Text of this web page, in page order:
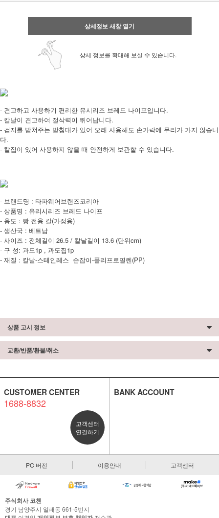
상세정보 새창 열기
상세 정보를 확대해 보실 수 있습니다.
- 견고하고 사용하기 편리한 유시리즈 브레드 나이프입니다.
- 칼날이 견고하여 절삭력이 뛰어납니다.
- 검지를 받쳐주는 받침대가 있어 오래 사용해도 손가락에 무리가 가지 않습니
다.
- 칼집이 있어 사용하지 않을 때 안전하게 보관할 수 있습니다.
- 브랜드명 : 타파웨어브랜즈코리아
- 상품명 : 유리시리즈 브레드 나이프
- 용도 : 빵 전용 칼(가정용)
- 생산국 : 베트남
- 사이즈 : 전체길이 26.5 / 칼날길이 13.6 (단위cm)
- 구 성: 과도1p , 과도집1p
- 재질 : 칼날-스테인레스 손잡이-폴리프로필렌(PP)
상품 고시 정보
교환/반품/환불/취소
CUSTOMER CENTER
1688-8832
고객센터
연결하기
BANK ACCOUNT
PC 버전 이용안내 고객센터
주식회사 코첸
경기 남양주시 일패동 661-5번지